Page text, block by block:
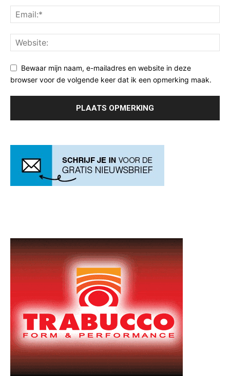
Bewaar mijn naam, e-mailadres en website in deze
browser voor de volgende keer dat ik een opmerking maak.